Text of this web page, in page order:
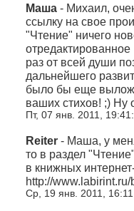
Маша - Михаил,
ссылку на свое
"Чтение" ничего
раз от всей души
дальнейшего
было бы еще
ваших стихов! ;) Ну
Пт, 07 янв. 2011,
Reiter - Маша, у
то в раздел
в книжных
http://
Ср, 19 янв. 2011,